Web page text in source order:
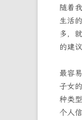
随着
生活
多，
的建
最容
子女
种类
个人